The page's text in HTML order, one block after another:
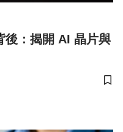
後：揭開 AI 晶片與
儲